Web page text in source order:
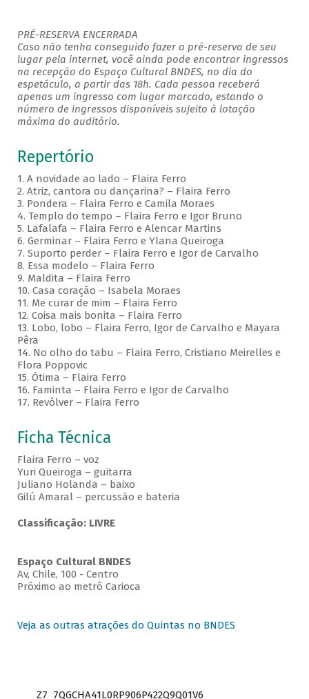
PRÉ-RESERVA ENCERRADA
Caso não tenha conseguido fazer a pré-reserva de seu
lugar pela internet, você ainda pode encontrar ingressos
na recepção do Espaço Cultural BNDES, no dia do
espetáculo, a partir das 18h. Cada pessoa receberá
apenas um ingresso com lugar marcado, estando o
número de ingressos disponíveis sujeito à lotação
máxima do auditório.
Repertório
1. A novidade ao lado – Flaira Ferro
2. Atriz, cantora ou dançarina? – Flaira Ferro
3. Pondera – Flaira Ferro e Camila Moraes
4. Templo do tempo – Flaira Ferro e Igor Bruno
5. Lafalafa – Flaira Ferro e Alencar Martins
6. Germinar – Flaira Ferro e Ylana Queiroga
7. Suporto perder – Flaira Ferro e Igor de Carvalho
8. Essa modelo – Flaira Ferro
9. Maldita – Flaira Ferro
10. Casa coração – Isabela Moraes
11. Me curar de mim – Flaira Ferro
12. Coisa mais bonita – Flaira Ferro
13. Lobo, lobo – Flaira Ferro, Igor de Carvalho e Mayara
Pêra
14. No olho do tabu – Flaira Ferro, Cristiano Meirelles e
Flora Poppovic
15. Ótima – Flaira Ferro
16. Faminta – Flaira Ferro e Igor de Carvalho
17. Revólver – Flaira Ferro
Ficha Técnica
Flaira Ferro – voz
Yuri Queiroga – guitarra
Juliano Holanda – baixo
Gilú Amaral – percussão e bateria
Classificação: LIVRE
Espaço Cultural BNDES
Av, Chile, 100 - Centro
Próximo ao metrô Carioca
Veja as outras atrações do Quintas no BNDES
Z7_7QGCHA41L0RP906P422Q9Q01V6